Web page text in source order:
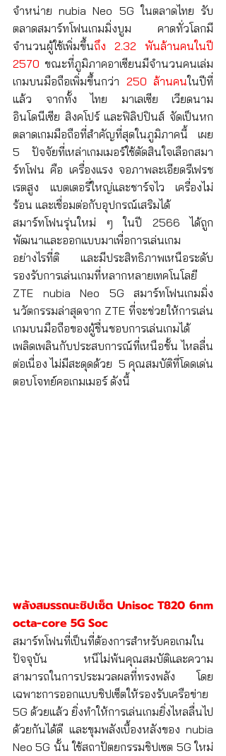
จำหน่าย nubia Neo 5G ในตลาดไทย รับ
ตลาดสมาร์ทโฟนเกมมิ่งบูม คาดทั่วโลกมี
จำนวนผู้ใช้เพิ่มขึ้นถึง 2.32 พันล้านคนในปี
2570 ขณะที่ภูมิภาคอาเซียนมีจำนวนคนเล่ม
เกมบนมือถือเพิ่มขึ้นกว่า 250 ล้านคนในปีที่
แล้ว จากทั้ง ไทย มาเลเซีย เวียดนาม
อินโดนีเซีย สิงคโปร์ และฟิลิปปินส์ จัดเป็นหก
ตลาดเกมมือถือที่สำคัญที่สุดในภูมิภาคนี้ เผย
5 ปัจจัยที่เหล่าเกมเมอร์ใช้ตัดสินใจเลือกสมา
ร์ทโฟน คือ เครื่องแรง จอภาพละเอียดรีเฟรช
เรตสูง แบตเตอรี่ใหญ่และชาร์จไว เครื่องไม่
ร้อน และเชื่อมต่อกับอุปกรณ์เสริมได้
สมาร์ทโฟนรุ่นใหม่ ๆ ในปี 2566 ได้ถูก
พัฒนาและออกแบบมาเพื่อการเล่นเกม
อย่างไรที่ติ และมีประสิทธิภาพเหนือระดับ
รองรับการเล่นเกมที่หลากหลายเทคโนโลยี
ZTE nubia Neo 5G สมาร์ทโฟนเกมมิ่ง
นวัตกรรมล่าสุดจาก ZTE ที่จะช่วยให้การเล่น
เกมบนมือถือของผู้ชื่นชอบการเล่นเกมได้
เพลิดเพลินกับประสบการณ์ที่เหนือชั้น ไหลลื่น
ต่อเนื่อง ไม่มีสะดุดด้วย  5 คุณสมบัติที่โดดเด่น
ตอบโจทย์คอเกมเมอร์ ดังนี้
พลังสมรรถนะชิปเซ็ต Unisoc T820 6nm
octa-core 5G Soc
สมาร์ทโฟนที่เป็นที่ต้องการสำหรับคอเกมใน
ปัจจุบัน หนีไม่พ้นคุณสมบัติและความ
สามารถในการประมวลผลที่ทรงพลัง โดย
เฉพาะการออกแบบชิปเซ็ตให้รองรับเครือข่าย
5G ด้วยแล้ว ยิ่งทำให้การเล่นเกมยิ่งไหลลื่นไป
ด้วยกันได้ดี และขุมพลังเบื้องหลังของ nubia
Neo 5G นั้น ใช้สถาปัตยกรรมชิปเซต 5G ใหม่